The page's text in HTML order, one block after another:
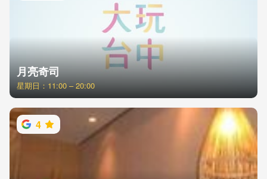
月亮奇司
星期日：11:00 – 20:00
4